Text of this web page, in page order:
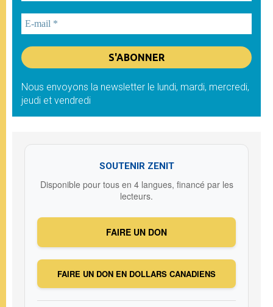
Nous envoyons la newsletter le lundi, mardi, mercredi,
jeudi et vendredi
SOUTENIR ZENIT
Disponible pour tous en 4 langues, financé par les
lecteurs.
FAIRE UN DON
FAIRE UN DON EN DOLLARS CANADIENS